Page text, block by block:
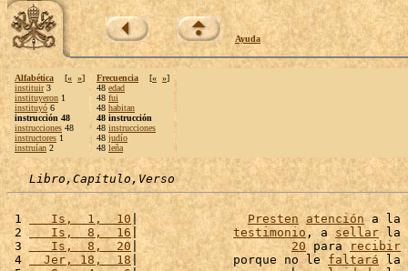
Ayuda
Alfabética [« »]
instituir3
instituyeron 1
instituyó 6
instrucción 48
instrucciones 48
instructores 1
instruían 2
Frecuencia [« »]
48 edad
48 fui
48 habitan
48 instrucción
48 instrucciones
48 judío
48 leña
Libro,Capítulo,Verso
1
   Is,  1,  10
| Presten atención a la
2
   Is,  8,  16
| testimonio , a sellar la
3
   Is,  8,  20
| 20 para recibir
4
  Jer, 18,  18
|             porque no le faltará la